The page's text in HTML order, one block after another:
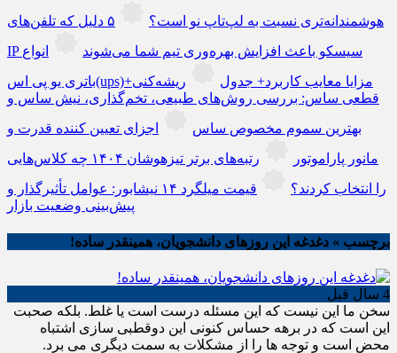
هوشمندانه‌تری نسبت به لپ‌تاپ نو است؟
۵ دلیل که تلفن‌های
IP سیسکو باعث افزایش بهره‌وری تیم شما می‌شوند
انواع
باتری یو پی اس(ups)+مزایا معایب کاربرد+ جدول
ریشه‌کنی
قطعی ساس: بررسی روش‌های طبیعی، تخم‌گذاری، نیش ساس و
بهترین سموم مخصوص ساس
اجزای تعیین کننده قدرت و
مانور پاراموتور
رتبه‌های برتر تیزهوشان ۱۴۰۴ چه کلاس‌هایی
را انتخاب کردند؟
قیمت میلگرد ۱۴ نیشابور: عوامل تأثیرگذار و
پیش‌بینی وضعیت بازار
برچسب » دغدغه این روزهای دانشجویان، همینقدر ساده!
4 سال قبل
سخن ما این نیست که این مسئله درست است یا غلط. بلکه صحبت
این است که در برهه حساس کنونی این دوقطبی سازی اشتباه
محض است و توجه ها را از مشکلات به سمت دیگری می برد.